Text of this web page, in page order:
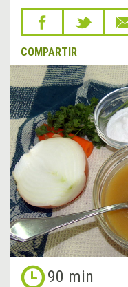
COMPARTIR
90 min